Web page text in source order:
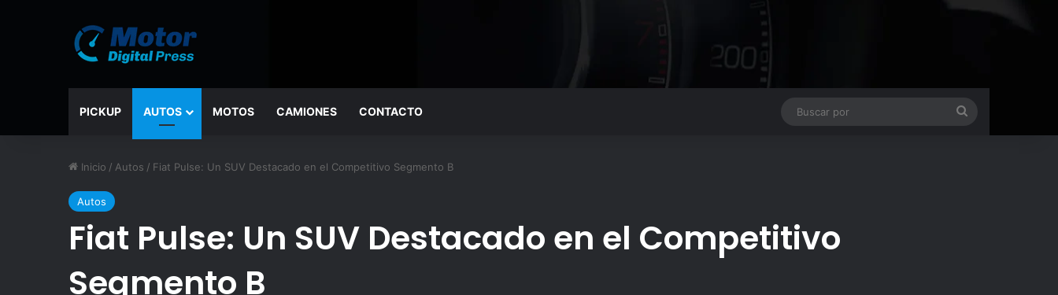
PICKUP AUTOS MOTOS CAMIONES CONTACTO
Inicio / Autos / Fiat Pulse: Un SUV Destacado en el Competitivo Segmento B
Autos
Fiat Pulse: Un SUV Destacado en el Competitivo
Segmento B